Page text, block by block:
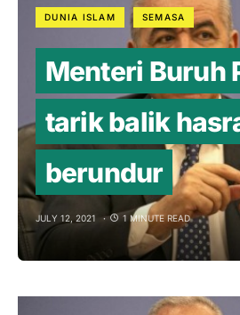
DUNIA ISLAM SEMASA
Menteri Buruh
tarik balik
berundur
JULY 12, 2021 1 MINUTE READ